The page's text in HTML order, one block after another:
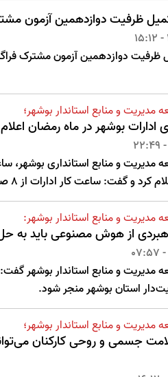
ظرفیت دوازدهمین آزمون
ظرفیت دوازدهمین آزمون مشترک
مدیریت و منابع استاندار بوشهر؛
ادارات بوشهر در ماه رمضان
مدیریت و منابع استانداری بوشهر،
و گفت: ساعت کار ادارات از 8 صبح تا 14 تعیین شده است.
مدیریت و منابع استاندار بوشهر:
از هوش مصنوعی باید به
مدیریت و منابع استاندار بوشهر
استان بوشهر منجر شود.
مدیریت و منابع استاندار بوشهر؛
جسمی و روحی کارکنان